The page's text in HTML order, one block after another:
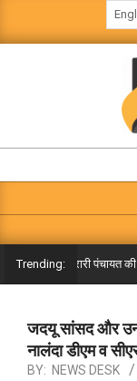
to
BIHAR
Navigation
Menu
Trending:
तक पहुंची गरारी पंचायत की
जदयू सांसद और
नालंदा डीएम व
BY: NEWS DESK